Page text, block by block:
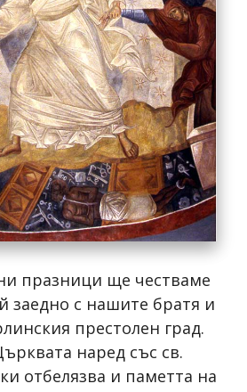
празници ще честваме
заедно с нашите братя и
престолен град.
наред със св.
отбелязва и паметта на